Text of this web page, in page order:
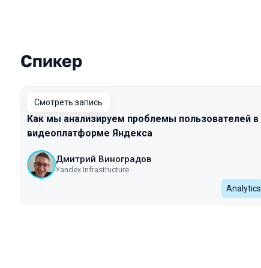
Выступления в сезоне 2023
Спикер
Смотреть запись
Как мы анализируем проблемы пользователей в
видеоплатформе Яндекса
Дмитрий Виноградов
Yandex Infrastructure
Analytics